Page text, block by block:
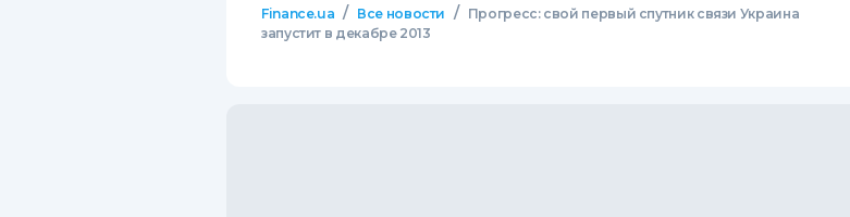
Finance.ua / Все новости /
Прогресс: свой первый спутник связи Украина
запустит в декабре 2013